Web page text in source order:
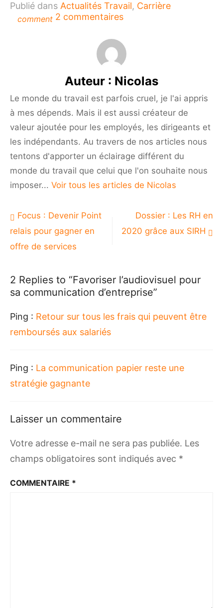
Publié dans Actualités Travail, Carrière
comment 2 commentairessur
pour
sa
d’entreprise
Auteur : Nicolas
Le monde du travail est parfois cruel, je l'ai appris
à mes dépends. Mais il est aussi créateur de
valeur ajoutée pour les employés, les dirigeants et
les indépendants. Au travers de nos articles nous
tentons d'apporter un éclairage différent du
monde du travail que celui que l'on souhaite nous
imposer... Voir tous les articles de Nicolas
Navigation
de
l’article
Focus : Devenir Point
relais pour gagner en
offre de services
Dossier : Les RH en
2020 grâce aux SIRH
2 Replies to “Favoriser l’audiovisuel pour
sa communication d’entreprise”
Ping : Retour sur tous les frais qui peuvent être
remboursés aux salariés
Ping : La communication papier reste une
stratégie gagnante
Laisser un commentaire
Votre adresse e-mail ne sera pas publiée. Les
champs obligatoires sont indiqués avec *
COMMENTAIRE *